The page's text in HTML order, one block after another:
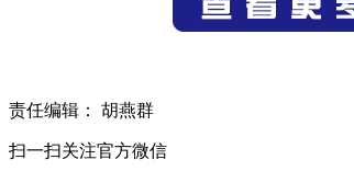
责任编辑： 胡燕群
扫一扫关注官方微信